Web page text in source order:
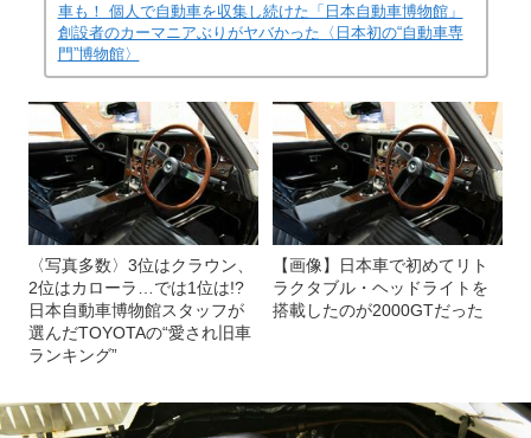
車も！ 個人で自動車を収集し続けた「日本自動車博物館」
創設者のカーマニアぶりがヤバかった〈日本初の“自動車専
門”博物館〉
〈写真多数〉3位はクラウン、
2位はカローラ…では1位は!?
日本自動車博物館スタッフが
選んだTOYOTAの“愛され旧車
ランキング”
【画像】日本車で初めてリト
ラクタブル・ヘッドライトを
搭載したのが2000GTだった